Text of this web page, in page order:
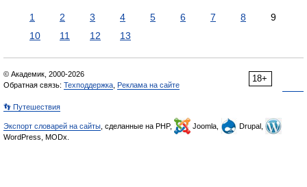
1 2 3 4 5 6 7 8
9
10
11 12 13
18+
© Академик, 2000-2026
Обратная связь: Техподдержка Реклама на сайте
👣 Путешествия
Экспорт словарей на сайты , сделанные на PHP, Joomla,
Drupal,
WordPress, MODx.